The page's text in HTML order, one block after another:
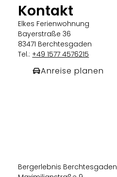
Kontakt
Elkes Ferienwohnung
Bayerstraße 36
83471 Berchtesgaden
Tel.:+49 1577 4576215
Anreise planen
Bergerlebnis Berchtesgaden